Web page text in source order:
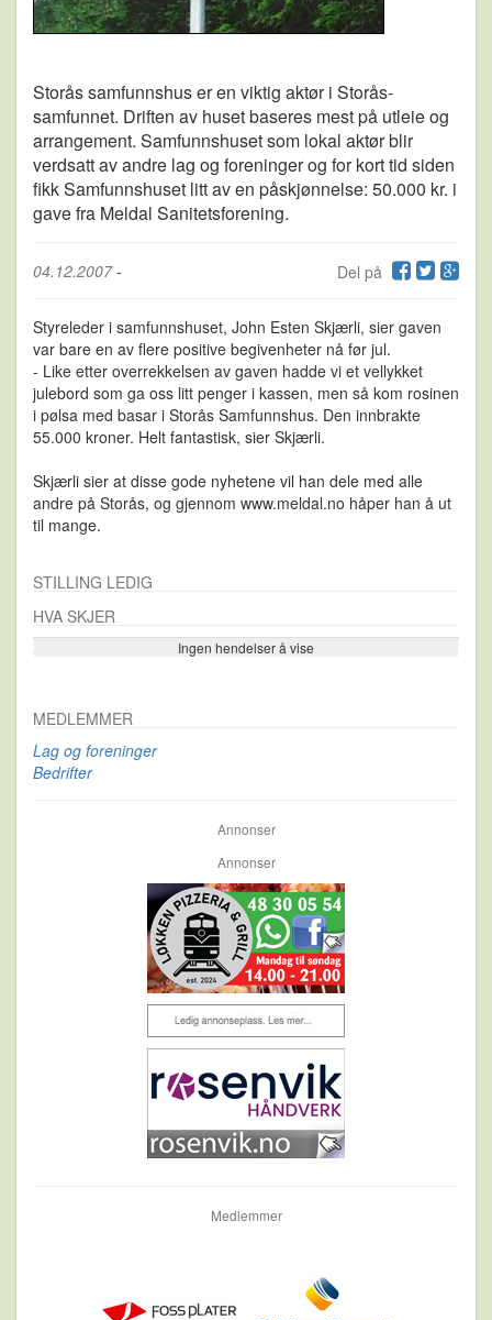
Storås samfunnshus er en viktig aktør i Storås-
samfunnet. Driften av huset baseres mest på utleie og
arrangement. Samfunnshuset som lokal aktør blir
verdsatt av andre lag og foreninger og for kort tid siden
fikk Samfunnshuset litt av en påskjønnelse: 50.000 kr. i
gave fra Meldal Sanitetsforening.
Del på
04.12.2007-
Styreleder i samfunnshuset, John Esten Skjærli, sier gaven
var bare en av flere positive begivenheter nå før jul.
- Like etter overrekkelsen av gaven hadde vi et vellykket
julebord som ga oss litt penger i kassen, men så kom rosinen
i pølsa med basar i Storås Samfunnshus. Den innbrakte
55.000 kroner. Helt fantastisk, sier Skjærli.
Skjærli sier at disse gode nyhetene vil han dele med alle
andre på Storås, og gjennom www.meldal.no håper han å ut
til mange.
STILLING LEDIG
HVA SKJER
Ingen hendelser å vise
Se flere…
MEDLEMMER
Lag og foreninger
Bedrifter
Annonser
Annonser
Medlemmer